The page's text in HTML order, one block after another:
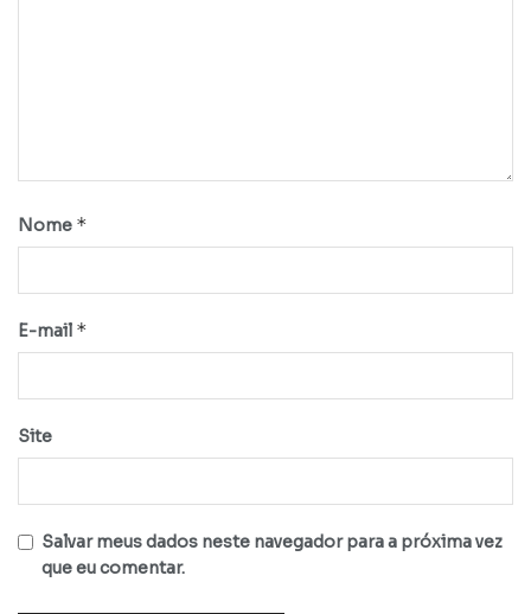
Nome *
E-mail *
Site
Salvar meus dados neste navegador para a próxima vez
que eu comentar.